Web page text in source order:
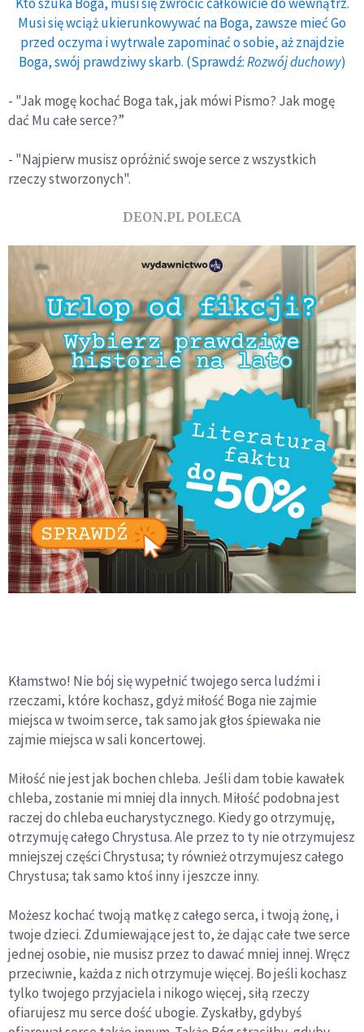
Musi się wciąż ukierunkowywać na Boga, zawsze mieć Go
przed oczyma i wytrwale zapominać o sobie, aż znajdzie
Boga, swój prawdziwy skarb. (Sprawdź:Rozwój duchowy)
- "Jak mogę kochać Boga tak, jak mówi Pismo? Jak mogę
dać Mu całe serce?”
- "Najpierw musisz opróżnić swoje serce z wszystkich
rzeczy stworzonych".
DEON.PL POLECA
Kłamstwo! Nie bój się wypełnić twojego serca ludźmi i
rzeczami, które kochasz, gdyż miłość Boga nie zajmie
miejsca w twoim serce, tak samo jak głos śpiewaka nie
zajmie miejsca w sali koncertowej.
Miłość nie jest jak bochen chleba. Jeśli dam tobie kawałek
chleba, zostanie mi mniej dla innych. Miłość podobna jest
raczej do chleba eucharystycznego. Kiedy go otrzymuję,
otrzymuję całego Chrystusa. Ale przez to ty nie otrzymujesz
mniejszej części Chrystusa; ty również otrzymujesz całego
Chrystusa; tak samo ktoś inny i jeszcze inny.
Możesz kochać twoją matkę z całego serca, i twoją żonę, i
twoje dzieci. Zdumiewające jest to, że dając całe twe serce
jednej osobie, nie musisz przez to dawać mniej innej. Wręcz
przeciwnie, każda z nich otrzymuje więcej. Bo jeśli kochasz
tylko twojego przyjaciela i nikogo więcej, siłą rzeczy
ofiarujesz mu serce dość ubogie. Zyskałby, gdybyś